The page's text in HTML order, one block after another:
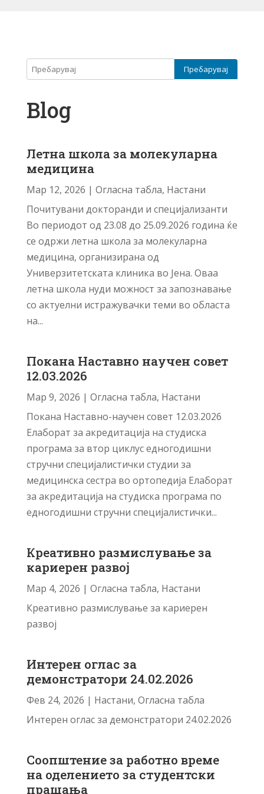
Blog
Летна школа за молекуларна
медицина
Мар 12, 2026 | Огласна табла, Настани
Почитувани докторанди и специјализанти
Во периодот од 23.08 до 25.09.2026 година ќе
се одржи летна школа за молекуларна
медицина, организирана од
Универзитетската клиника во Јена. Оваа
летна школа нуди можност за запознавање
со актуелни истражувачки теми во областа
на...
Покана Наставно научен совет
12.03.2026
Мар 9, 2026 | Огласна табла, Настани
Покана Наставно-научен совет 12.03.2026
Елаборат за акредитација на студиска
програма за втор циклус едногодишни
стручни специјалистички студии за
медицинска сестра во ортопедија Елаборат
за акредитација на студиска програма по
едногодишни стручни специјалистички...
Креативно размислување за
кариерен развој
Мар 4, 2026 | Огласна табла, Настани
Креативно размислување за кариерен
развој
Интерен оглас за
демонстратори 24.02.2026
Фев 24, 2026 | Настани, Огласна табла
Интерен оглас за демонстратори 24.02.2026
Соопштение за работно време
на оделението за студентски
прашања